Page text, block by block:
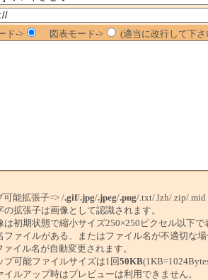
ド->
図表モード-> (適当に改行して下
可能拡張子=> /.gif/.jpg/.jpeg/.png/.txt/.lzh/.zip/.mid
の拡張子は画像として認識されます。
は初期状態で縮小サイズ250×250ピクセル以下で
ファイルがある、またはファイル名が不適切な
ル名が自動変更されます。
プ可能ファイルサイズは1回50KB
イルアップ時はプレビューは利用できません。